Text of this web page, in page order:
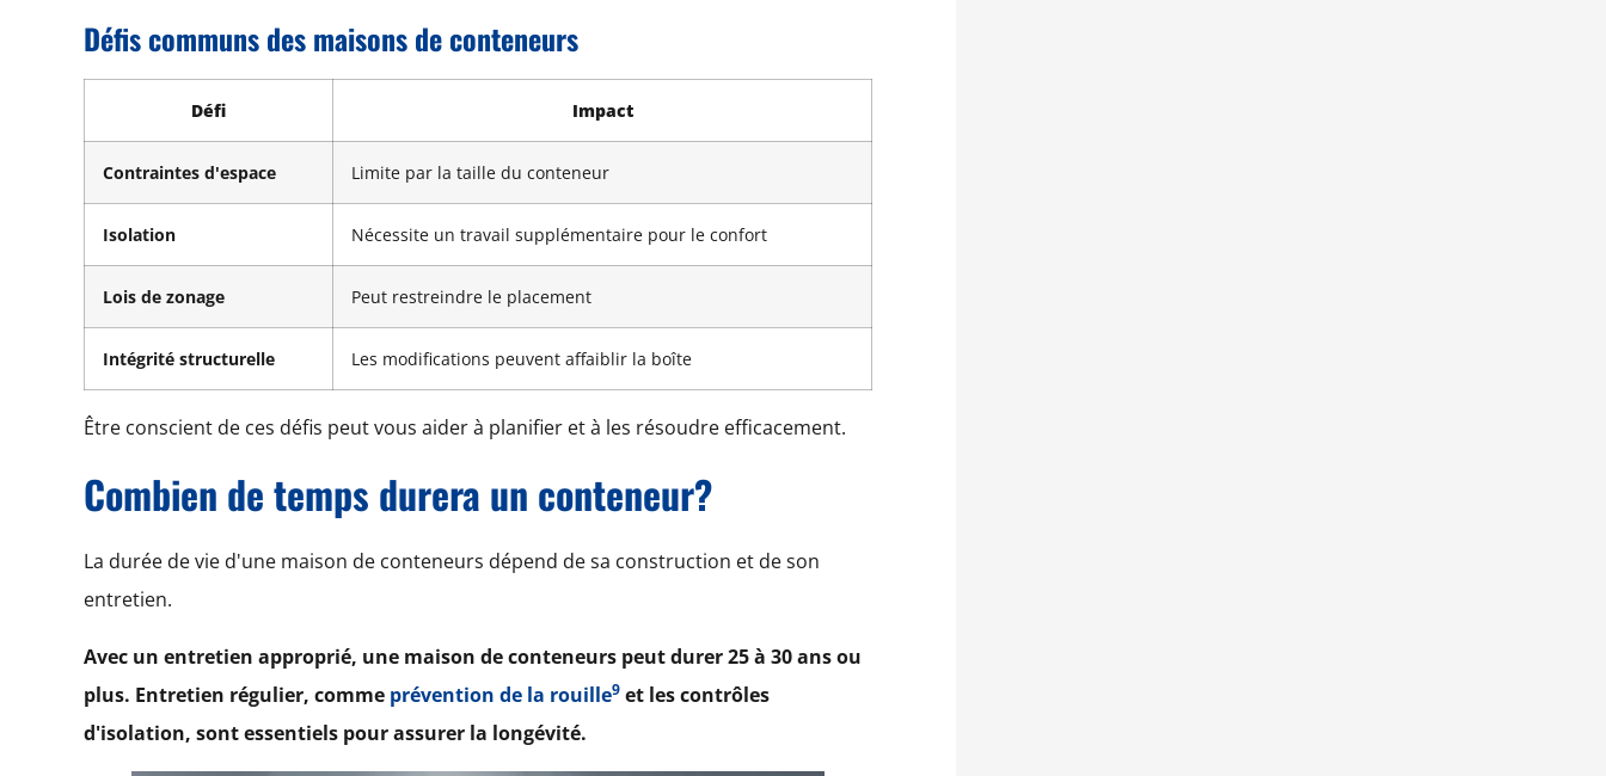
Défis communs des maisons de conteneurs
Défi Impact
Contraintes d'espace Limite par la taille du conteneur
Isolation Nécessite un travail supplémentaire pour le confort
Lois de zonage Peut restreindre le placement
Intégrité structurelle Les modifications peuvent affaiblir la boîte
Être conscient de ces défis peut vous aider à planifier et à les résoudre efficacement.
Combien de temps durera un conteneur?
La durée de vie d'une maison de conteneurs dépend de sa construction et de son
entretien.
Avec un entretien approprié, une maison de conteneurs peut durer 25 à 30 ans ou
plus. Entretien régulier, comme prévention de la rouille9 et les contrôles
d'isolation, sont essentiels pour assurer la longévité.